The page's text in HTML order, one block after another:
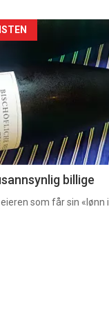
billige
som får sin «lønn i